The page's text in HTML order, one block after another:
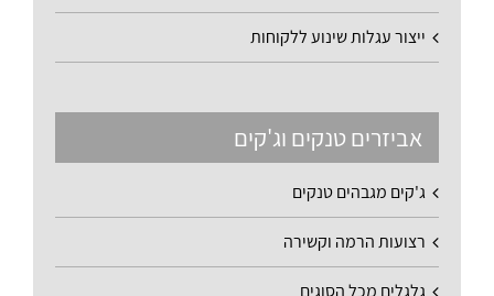
ייצור עגלות שינוע ללקוחות
אביזרים טנקים וג'קים
ג'קים מגבהים טנקים
רצועות הרמה וקשירה
גלגלים מכל הסוגים